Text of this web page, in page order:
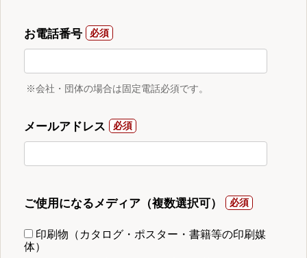
お電話番号
※会社・団体の場合は固定電話必須です。
メールアドレス
ご使用になるメディア（複数選択可）
印刷物（カタログ・ポスター・書籍等の印刷媒
体）